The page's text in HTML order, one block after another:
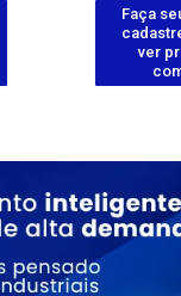
Faça
ver